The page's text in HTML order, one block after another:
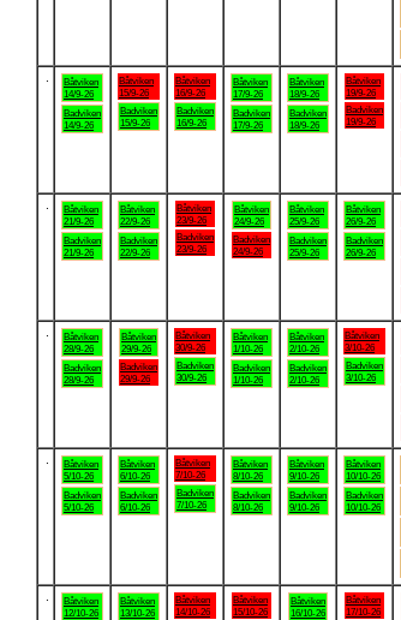
Båtviken
14/9-26
Badviken
14/9-26
Båtviken
15/9-26
Badviken
15/9-26
Båtviken
16/9-26
Badviken
16/9-26
Båtviken
17/9-26
Badviken
17/9-26
Båtviken
18/9-26
Badviken
18/9-26
Båtviken
19/9-26
Badviken
19/9-26
Båtviken
21/9-26
Badviken
21/9-26
Båtviken
22/9-26
Badviken
22/9-26
Båtviken
23/9-26
Badviken
23/9-26
Båtviken
24/9-26
Badviken
24/9-26
Båtviken
25/9-26
Badviken
25/9-26
Båtviken
26/9-26
Badviken
26/9-26
Båtviken
28/9-26
Badviken
28/9-26
Båtviken
29/9-26
Badviken
29/9-26
Båtviken
30/9-26
Badviken
30/9-26
Båtviken
1/10-26
Badviken
1/10-26
Båtviken
2/10-26
Badviken
2/10-26
Båtviken
3/10-26
Badviken
3/10-26
Båtviken
5/10-26
Badviken
5/10-26
Båtviken
6/10-26
Badviken
6/10-26
Båtviken
7/10-26
Badviken
7/10-26
Båtviken
8/10-26
Badviken
8/10-26
Båtviken
9/10-26
Badviken
9/10-26
Båtviken
10/10-26
Badviken
10/10-26
Båtviken
12/10-26
Båtviken
13/10-26
Båtviken
14/10-26
Båtviken
15/10-26
Båtviken
16/10-26
Båtviken
17/10-26